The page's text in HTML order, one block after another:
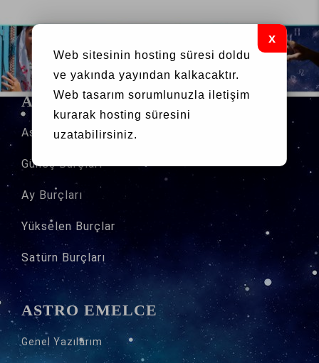
Web sitesinin hosting süresi doldu
ve yakında yayından kalkacaktır.
Web tasarım sorumlunuzla iletişim
kurarak hosting süresini
uzatabilirsiniz.
ASTRO BİLGİ
AstroTakvimi
Güneş Burçları
Ay Burçları
Yükselen Burçlar
Satürn Burçları
ASTRO EMELCE
Genel Yazılarım